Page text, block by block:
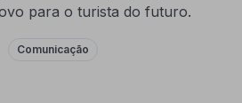
para o turista do futuro.
Comunicação